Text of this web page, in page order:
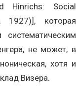
Hinrichs: Social
1927)], которая
не может, в
хотя и
Визера.